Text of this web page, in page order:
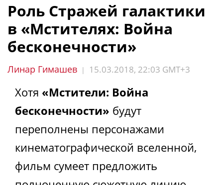
Роль Стражей галактики
в «Мстителях: Война
бесконечности»
Линар Гимашев | 15.03.2018, 22:03 GMT+3
Хотя «Мстители: Война
бесконечности» будут
переполнены персонажами
кинематографической вселенной,
фильм сумеет предложить